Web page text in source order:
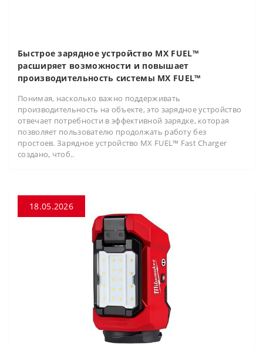
Быстрое зарядное устройство MX FUEL™
расширяет возможности и повышает
производительность системы MX FUEL™
Понимая, насколько важно поддерживать
производительность на объекте, это зарядное устройство
отвечает потребности в эффективной зарядке, которая
позволяет пользователю продолжать работу без
простоев. Зарядное устройство MX FUEL™ Fast Charger
создано, чтоб..
18.05.2026